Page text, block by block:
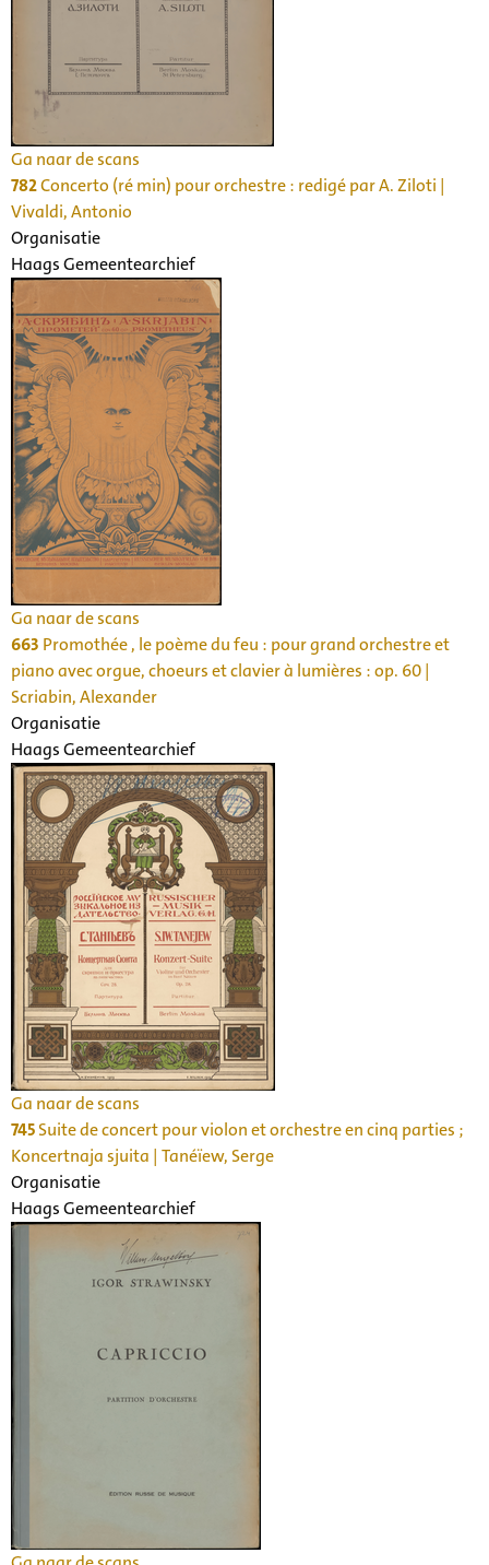
Ga naar de scans
782Concerto (ré min) pour orchestre : redigé par A. Ziloti |
Vivaldi, Antonio
Organisatie
Haags Gemeentearchief
Ga naar de scans
663 Promothée , le poème du feu : pour grand orchestre et
piano avec orgue, choeurs et clavier à lumières : op. 60 |
Scriabin, Alexander
Organisatie
Haags Gemeentearchief
Ga naar de scans
745Suite de concert pour violon et orchestre en cinq parties ;
Koncertnaja sjuita | Tanéïew, Serge
Organisatie
Haags Gemeentearchief